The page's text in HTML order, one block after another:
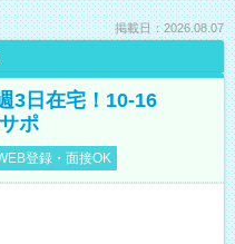
掲載日：2026.08.07
3日在宅！10-16
ポ
登録・面接OK